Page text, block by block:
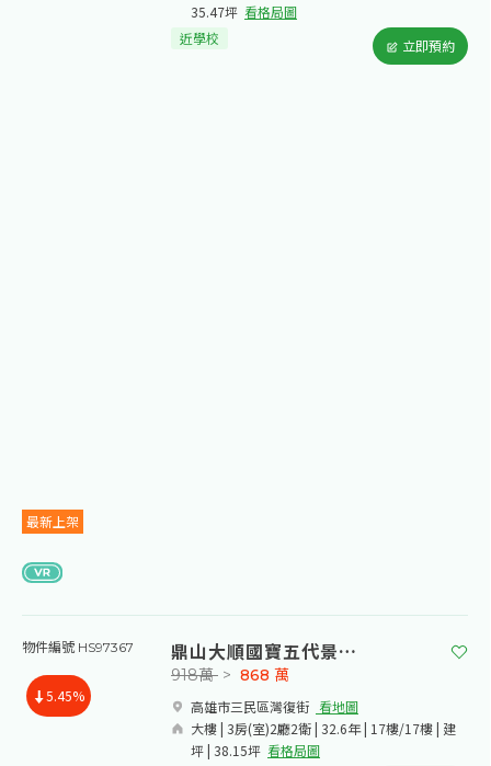
最新上架
35.47坪 看格局圖
近學校 立即預約
物件編號 HS97367
5.45%
鼎山大順國寶五代景觀三房
高雄市三民區灣復街​ 看地圖
大樓 | 3房(室)2廳2衛 | 32.6年 | 17樓/17樓 | 建
坪 | 38.15坪 看格局圖
918萬 > 868 萬